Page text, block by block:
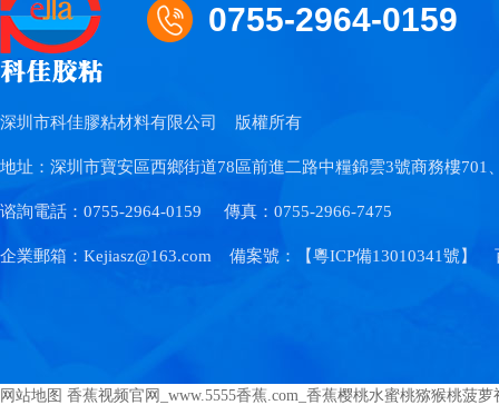
0755-2964-0159
深圳市科佳膠粘材料有限公司 版權所有
地址：深圳市寶安區西鄉街道78區前進二路中糧錦雲3號商務樓701
谘詢電話：0755-2964-0159 傳真：0755-2966-7475
企業郵箱：Kejiasz@163.com 備案號：【粵ICP備13010341號 】
网站地图 香蕉视频官网_www.5555香蕉.com_香蕉樱桃水蜜桃猕猴桃菠